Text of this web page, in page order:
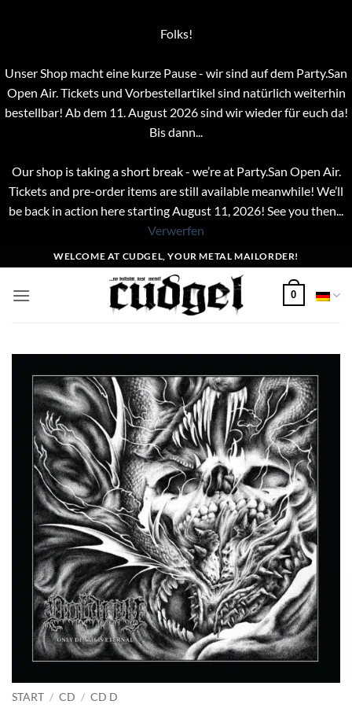
Folks!
Unser Shop macht eine kurze Pause - wir sind auf dem Party.San
Open Air. Tickets und Vorbestellartikel sind natürlich weiterhin
bestellbar! Ab dem 11. August 2026 sind wir wieder für euch da!
Bis dann...
Our shop is taking a short break - we’re at Party.San Open Air.
Tickets and pre-order items are still available meanwhile! We’ll
be back in action here starting August 11, 2026! See you then...
Verwerfen
Inhalt
springen
WELCOME AT CUDGEL, YOUR METAL MAILORDER!
0
START / CD / CD D